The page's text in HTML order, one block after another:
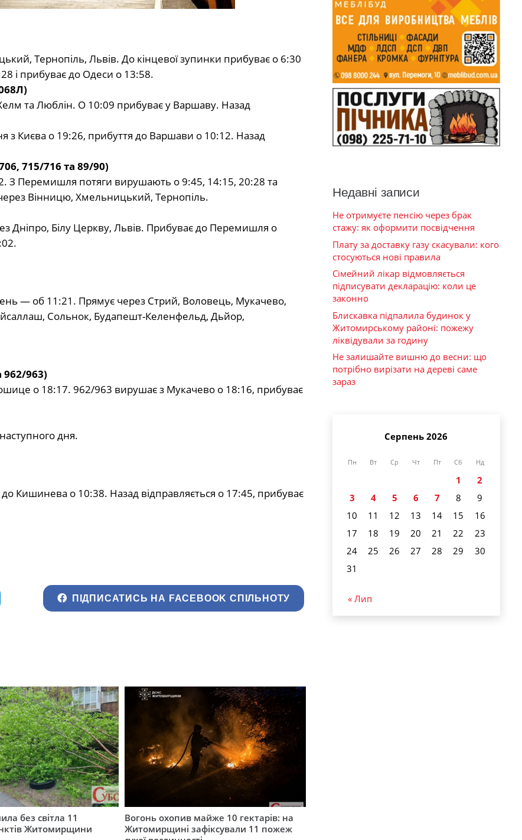
Тернопіль, Львів. До кінцевої зупинки прибуває о 6:30
і прибуває до Одеси о 13:58.
та Люблін. О 10:09 прибуває у Варшаву. Назад
Києва о 19:26, прибуття до Варшави о 10:12. Назад
715/716 та 89/90)
З Перемишля потяги вирушають о 9:45, 14:15, 20:28 та
Вінницю, Хмельницький, Тернопіль.
Дніпро, Білу Церкву, Львів. Прибуває до Перемишля о
— об 11:21. Прямує через Стрий, Воловець, Мукачево,
Сольнок, Будапешт-Келенфельд, Дьйор,
963)
о 18:17. 962/963 вирушає з Мукачево о 18:16, прибуває
дня.
Кишинева о 10:38. Назад відправляється о 17:45, прибуває
ПІДПИСАТИСЬ НА FACEBOOK СПІЛЬНОТУ
без світла 11
Житомирщини
Вогонь охопив майже 10 гектарів: на
Житомирщині зафіксували 11 пожеж
Недавні записи
Не отримуєте пенсію через брак
стажу: як оформити посвідчення
Плату за доставку газу скасували: кого
стосуються нові правила
Сімейний лікар відмовляється
підписувати декларацію: коли це
законно
Блискавка підпалила будинок у
Житомирському районі: пожежу
ліквідували за годину
Не залишайте вишню до весни: що
потрібно вирізати на дереві саме
зараз
Серпень 2026
Пн Вт Ср Чт Пт Сб Нд
1
2
3
4 5 6 7 8
9
10
11 12 13 14 15
16
17
18 19 20 21 22
23
24
25 26 27 28 29
30
31
« Лип